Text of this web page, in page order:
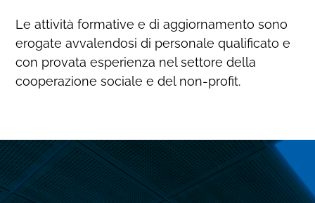
Le attività formative e di aggiornamento sono
erogate avvalendosi di personale qualificato e
con provata esperienza nel settore della
cooperazione sociale e del non-profit.